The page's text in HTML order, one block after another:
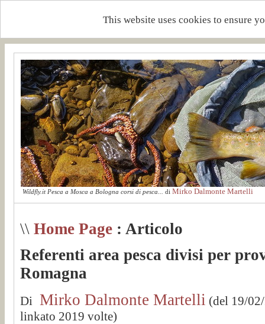
This website uses cookies to ensure
Wildfly.it Pesca a Mosca a Bologna corsi di pesca... di Mirko Dalmonte Martelli
\\ Home Page : Articolo
Referenti area pesca divisi per
Romagna
Di Mirko Dalmonte Martelli (del 19/
linkato 2019 volte)